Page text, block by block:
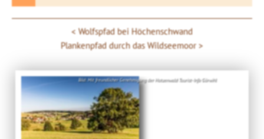
Wolfspfad bei Höchenschwand
Plankenpfad durch das Wildseemoor
Bild: Mit freundlicher Genehmigung der Hotzenwald Tourist-Info Görwihl